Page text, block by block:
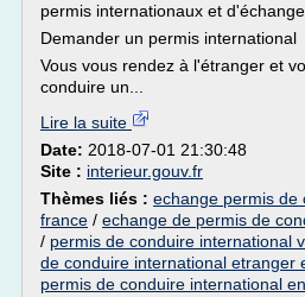
permis internationaux et
Demander un permis international
Vous vous rendez à l'étranger et
conduire un...
Lire la suite
Date: 2018-07-01 21:30:48
Site : interieur.gouv.fr
Thèmes liés : echange permis de
france / echange de permis de
/ permis de conduire international
de conduire international etranger
permis de conduire international